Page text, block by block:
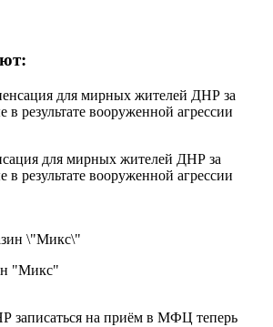
для мирных жителей ДНР за
в результате вооруженной агрессии
"Микс"